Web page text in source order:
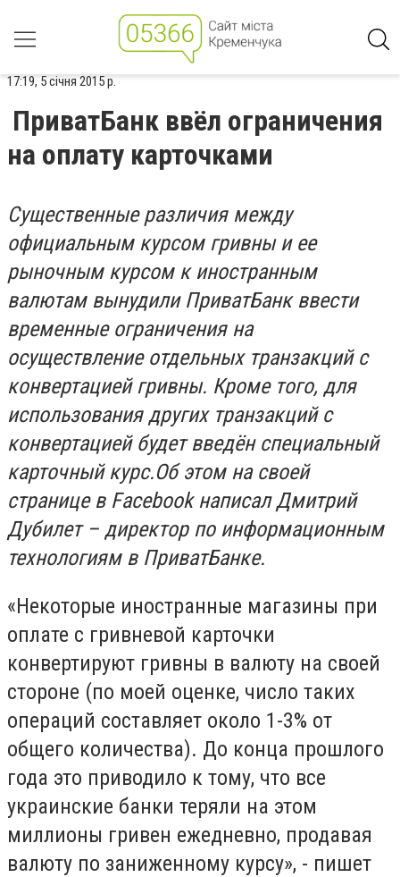
17:19, 5 січня 2015 р.
ПриватБанк ввёл ограничения
на оплату карточками
Существенные различия между
официальным курсом гривны и ее
рыночным курсом к иностранным
валютам вынудили ПриватБанк ввести
временные ограничения на
осуществление отдельных транзакций с
конвертацией гривны. Кроме того, для
использования других транзакций с
конвертацией будет введён специальный
карточный курс.Об этом на своей
странице в Facebook написал Дмитрий
Дубилет – директор по информационным
технологиям в ПриватБанке.
«Некоторые иностранные магазины при
оплате с гривневой карточки
конвертируют гривны в валюту на своей
стороне (по моей оценке, число таких
операций составляет около 1-3% от
общего количества). До конца прошлого
года это приводило к тому, что все
украинские банки теряли на этом
миллионы гривен ежедневно, продавая
валюту по заниженному курсу», - пишет